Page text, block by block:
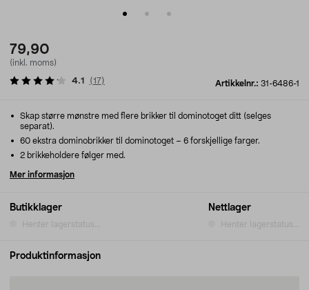
79,90
(inkl. moms)
Artikkelnr.: 31-6486-1
4.1 (17)
Butikklager
Henter lagerstatus...
Nettlager
Henter lagerstatus...
Skap større mønstre med flere brikker til dominotoget ditt (selges
separat).
60 ekstra dominobrikker til dominotoget – 6 forskjellige farger.
2 brikkeholdere følger med.
Mer informasjon
Produktinformasjon